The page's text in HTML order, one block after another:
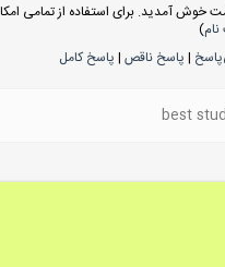
خوش آمدید. برای استفاده از تمامی
)
| پاسخ ناقص | پاسخ کامل